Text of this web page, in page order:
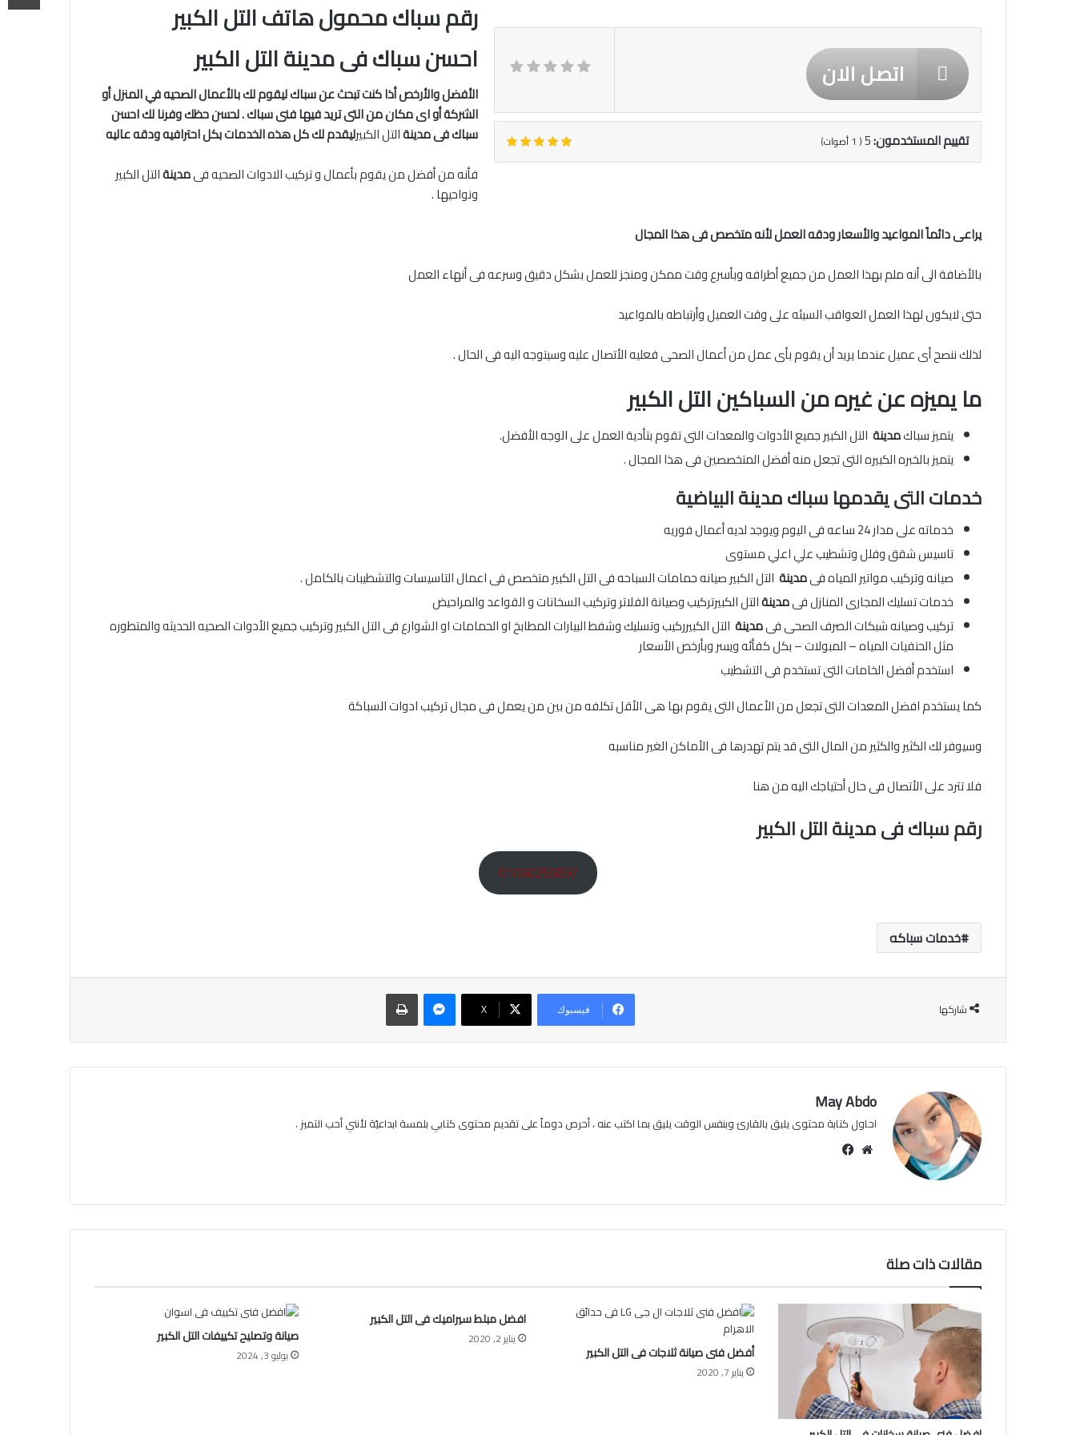
اتصل الان
تقييم المستخدمون:5
(
1أصوات)
رقم سباك محمول هاتف التل الكبير
احسن سباك فى مدينة التل الكبير
الأفضل والأرخص أذا كنت تبحث عن سباك ليقوم لك بالأعمال الصحيه في المنزل أو
الشركة أو اى مكان من التى تريد فيها فنى سباك . لحسن حظك وفرنا لك احسن
سباك فى مدينةالتل الكبيرليقدم لك كل هذه الخدمات بكل احترافيه ودقه عاليه
فأنه من أفضل من يقوم بأعمال و تركيب الادوات الصحيه فىمدينةالتل الكبير
ونواحيها .
يراعى دائماً المواعيد والأسعار ودقه العمل لأنه متخصص فى هذا المجال
بالأضافة الى أنه ملم بهذا العمل من جميع أطرافه وبأسرع وقت ممكن ومنجز للعمل بشكل دقيق وسرعه فى أنهاء العمل
حتى لايكون لهذا العمل العواقب السيئه على وقت العميل وأرتباطه بالمواعيد
لذلك ننصح أى عميل عندما يريد أن يقوم بأى عمل من أعمال الصحى فعليه الأتصال عليه وسيتوجه اليه فى الحال .
ما يميزه عن غيره من السباكين التل الكبير
يتميز سباكمدينة التل الكبير جميع الأدوات والمعدات التى تقوم بتأدية العمل على الوجه الأفضل.
يتميز بالخبره الكبيره التى تجعل منه أفضل المتخصصين فى هذا المجال .
خدمات التى يقدمها سباك مدينة البياضية
خدماته على مدار 24 ساعه فى اليوم ويوجد لديه أعمال فوريه
تاسيس شقق وفلل وتشطيب علي اعلي مستوى
صيانه وتركيب مواتير المياه فىمدينة التل الكبير صيانه حمامات السباحه فى التل الكبير متخصص فى اعمال التاسيسات والتشطيبات بالكامل .
خدمات تسليك المجارى المنازل فىمدينةالتل الكبيرتركيب وصيانة الفلاتر وتركيب السخانات و القواعد والمراحيض
تركيب وصيانه شبكات الصرف الصحى فىمدينة التل الكبيرركيب وتسليك وشفط البيارات المطابخ او الحمامات او الشوارع فى التل الكبير وتركيب جميع الأدوات الصحيه الحديثه والمتطوره
مثل الحنفيات المياه – المبولات – بكل كفأئه ويسر وبأرخص الأسعار
استخدم أفضل الخامات التى تستخدم فى التشطيب
كما يستخدم افضل المعدات التى تجعل من الأعمال التى يقوم بها هى الأقل تكلفه من بين من يعمل فى مجال تركيب ادوات السباكة
وسيوفر لك الكثير والكثير من المال التى قد يتم تهدرها فى الأماكن الغير مناسبه
فلا تترد على الأتصال فى حال أحتياجك اليه من هنا
رقم سباك فى مدينة التل الكبير
01060256897
خدمات سباكه
شاركها فيسبوك ‫X
ماسنجر طباعة
May Abdo
احاول كتابة محتوى يليق بالقارئ وبنفس الوقت يليق بما اكتب عنه ، أحرص دوماً على تقديم محتوى كتابي بلمسة ابداعيّة لأنني أحب التميز .
موقع
مقالات ذات صلة
أفضل فنى صيانة ثلاجات فى التل الكبير
يناير 7, 2020
افضل مبلط سيراميك فى التل الكبير
يناير 2, 2020 صيانة وتصليح تكييفات التل الكبير
يوليو 3, 2024